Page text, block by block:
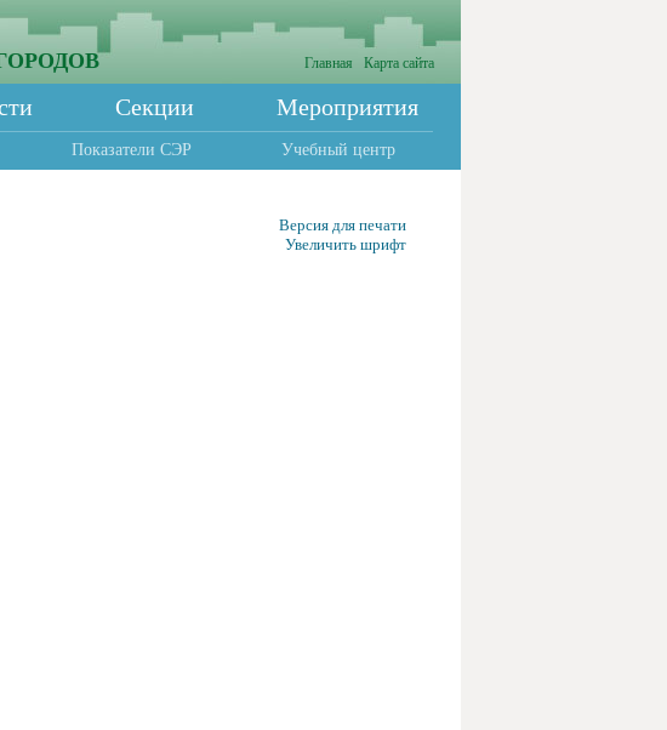
Главная Карта сайта
Секции Мероприятия
Показатели СЭР Учебный центр
Версия для печати
Увеличить шрифт